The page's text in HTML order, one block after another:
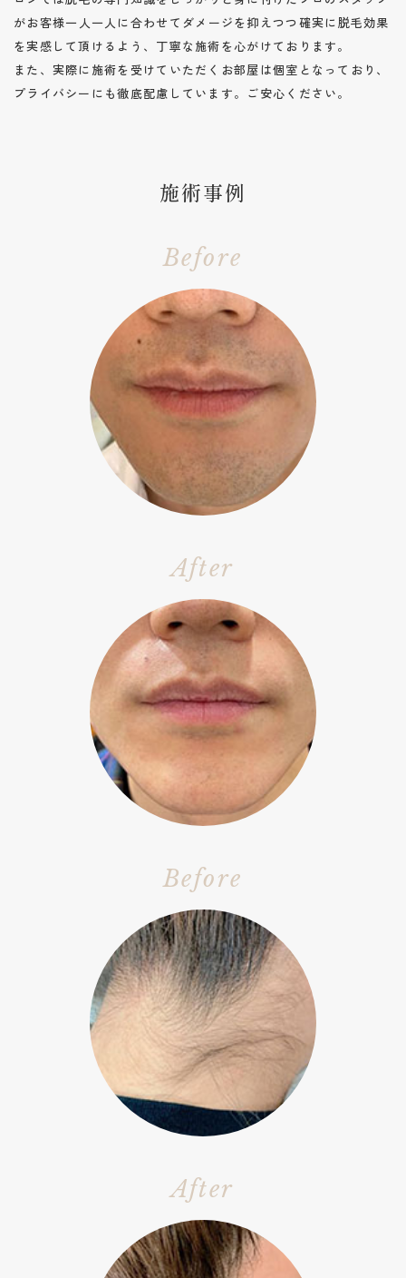
がお客様一人一人に合わせてダメージを抑えつつ確実に脱毛効果
を実感して頂けるよう、丁寧な施術を心がけております。
また、実際に施術を受けていただくお部屋は個室となっており、
プライバシーにも徹底配慮しています。ご安心ください。
施術事例
Before
After
Before
After